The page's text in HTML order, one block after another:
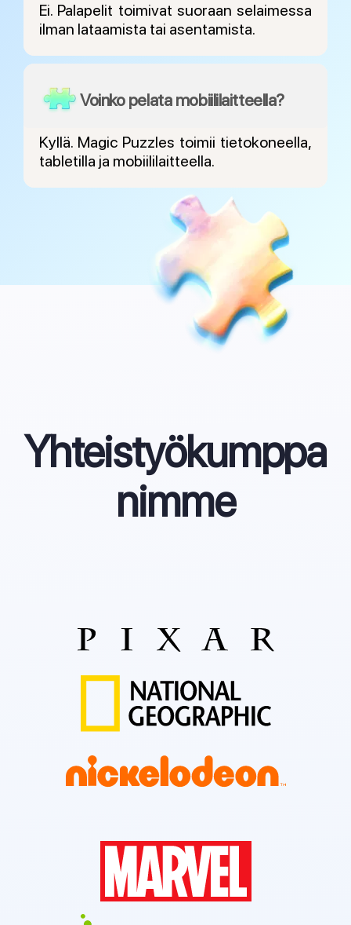
Ei. Palapelit toimivat suoraan selaimessa
ilman lataamista tai asentamista.
Voinko pelata mobiililaitteella?
Kyllä. Magic Puzzles toimii tietokoneella,
tabletilla ja mobiililaitteella.
Yhteistyökumppa
nimme